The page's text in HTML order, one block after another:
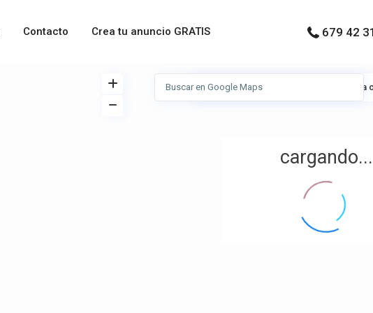
Contacto Crea tu anuncio GRATIS 679 42
cargando...
Ver Mi Ubicación Pantalla